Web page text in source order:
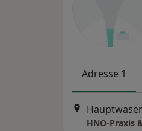
Adresse 1